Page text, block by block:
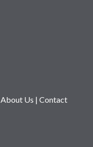
About Us | Contact